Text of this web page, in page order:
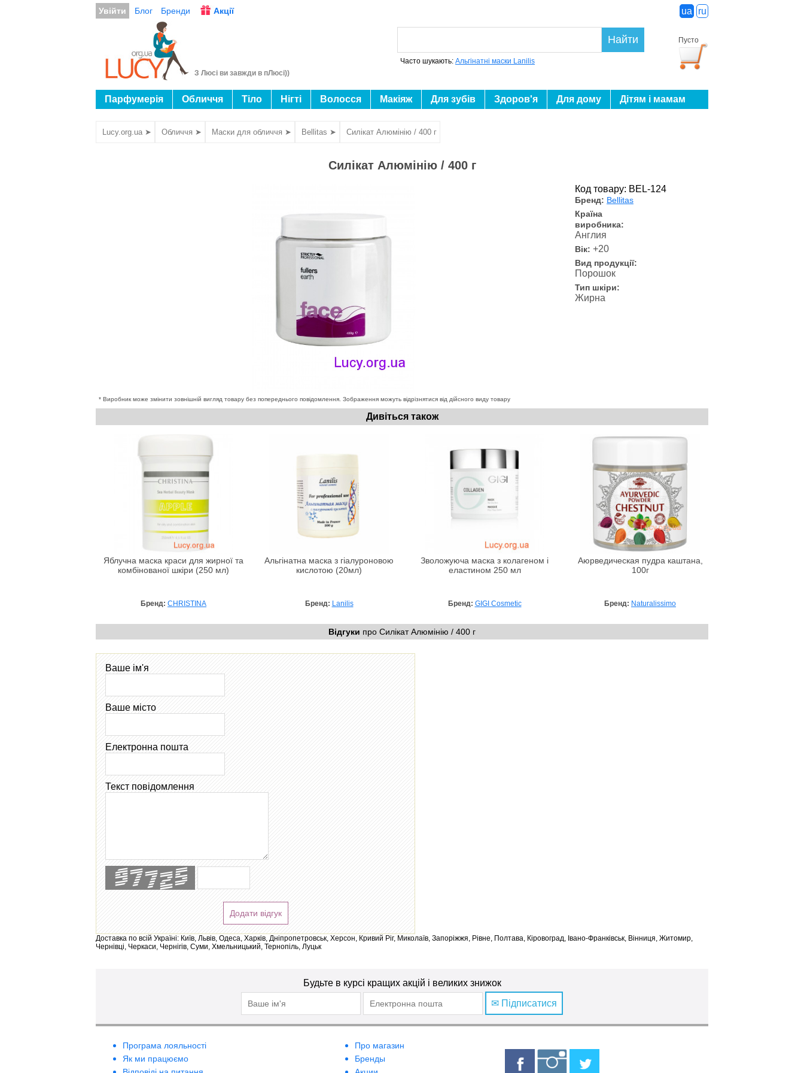
Увійти Блог Бренди Акції ua ru
З Люсі ви завжди в пЛюсі))
Пусто
Найти
Часто шукають: Альгінатні маски Lanilis
Парфумерія Обличчя Тіло Нігті Волосся Макіяж Для зубів Здоров'я Для дому Дітям і мамам
Lucy.org.ua ➤ Обличчя ➤ Маски для обличчя ➤ Bellitas ➤ Силікат Алюмінію / 400 г
Силікат Алюмінію / 400 г
* Виробник може змінити зовнішній вигляд товару без попереднього повідомлення. Зображення можуть відрізнятися від дійсного виду товару
Код товару: BEL-124
Бренд: Bellitas
Країна
виробника:
Англия
Вік: +20
Вид продукції:
Порошок
Тип шкіри:
Жирна
Дивіться також
Яблучна маска краси для жирної та
комбінованої шкіри (250 мл)
Бренд: CHRISTINA
Альгінатна маска з гіалуроновою
кислотою (20мл)
Бренд: Lanilis
Зволожуюча маска з колагеном і
еластином 250 мл
Бренд: GIGI Cosmetic
Аюрведическая пудра каштана,
100г
Бренд: Naturalissimo
Відгуки про Силікат Алюмінію / 400 г
Ваше ім'я
Ваше місто
Електронна пошта
Текст повідомлення
Додати відгук
Доставка по всій Україні: Київ, Львів, Одеса, Харків, Дніпропетровськ, Херсон, Кривий Ріг, Миколаїв, Запоріжжя, Рівне, Полтава, Кіровоград, Івано-Франківськ, Вінниця, Житомир,
Чернівці, Черкаси, Чернігів, Суми, Хмельницький, Тернопіль, Луцьк
Будьте в курсі кращих акцій і великих знижок
✉ Підписатися
Програма лояльності
Як ми працюємо
Про магазин
Бренды